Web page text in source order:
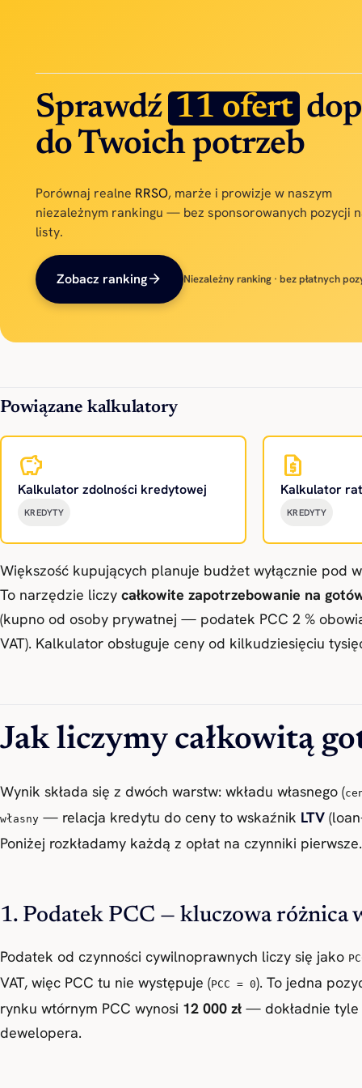
Sprawdź 11 ofert
do Twoich potrzeb
Porównaj realne RRSO, marże i prowizje w naszym
niezależnym rankingu — bez sponsorowanych pozycji
listy.
Zobacz rankingarrow_forward Niezależny ranking · bez płatnych
Powiązane kalkulatory
savings
Kalkulator zdolności kredytowej
KREDYTY
request_quote
Kalkulator
KREDYTY
Większość kupujących planuje budżet wyłącznie pod
To narzędzie liczy całkowite zapotrzebowanie na
(kupno od osoby prywatnej — podatek PCC 2 %
VAT). Kalkulator obsługuje ceny od kilkudziesięciu
Jak liczymy całkowitą
Wynik składa się z dwóch warstw: wkładu własnego (
własny — relacja kredytu do ceny to wskaźnik LTV
Poniżej rozkładamy każdą z opłat na czynniki pierwsze.
1. Podatek PCC — kluczowa różnica
Podatek od czynności cywilnoprawnych liczy się jako
VAT, więc PCC tu nie występuje (PCC = 0). To jedna
rynku wtórnym PCC wynosi 12 000 zł — dokładnie tyle
dewelopera.